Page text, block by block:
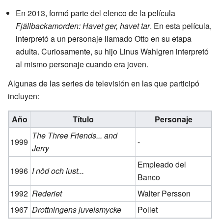
En 2013, formó parte del elenco de la película
Fjällbackamorden: Havet ger, havet tar. En esta película,
interpretó a un personaje llamado Otto en su etapa
adulta. Curiosamente, su hijo Linus Wahlgren interpretó
al mismo personaje cuando era joven.
Algunas de las series de televisión en las que participó
incluyen:
Año Título
Personaje
1999
The Three Friends... and
Jerry
-
1996 I nöd och lust...
Empleado del
Banco
1992 Rederiet
Walter Persson
1967 Drottningens juvelsmycke Pollet